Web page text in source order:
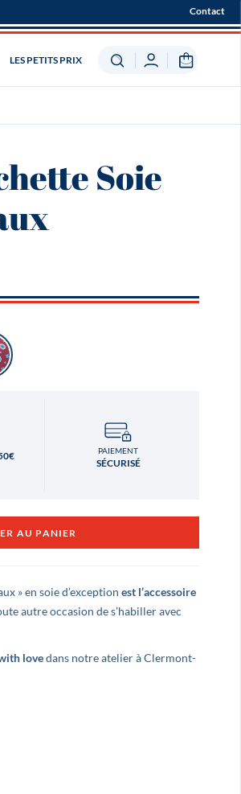
Contact
LES PETITS PRIX
Soie
PAIEMENT
SÉCURISÉ
AU PANIER
» en soie d’exception est l’accessoire
autre occasion de s’habiller avec
lovedans notre atelier à Clermont-